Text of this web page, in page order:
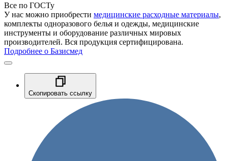
Все по ГОСТу
У нас можно приобрести медицинские расходные материалы,
комплекты одноразового белья и одежды, медицинские
инструменты и оборудование различных мировых
производителей. Вся продукция сертифицирована.
Подробнее о Базисмед
Скопировать ссылку